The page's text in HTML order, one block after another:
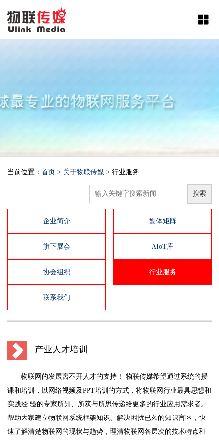
当前位置： 首页 > 关于物联传媒 > 行业服务
企业简介 媒体矩阵
旗下展会 AIoT库
协会组织 行业服务
联系我们
产业人才培训
物联网的发展离不开人才的支持！ 物联传媒希望通过系统的授
课和培训，以网络视频及PPT培训的方式，将物联网行业最具思想和
实践经 验的专家所知、所获与所思传递给更多的行业应用需求者。
帮助大家建立物联网系统框架知识、解决困扰已久的知识盲区，快
速了解清楚物联网的现状与趋势，理清物联网各层次的技术特点和